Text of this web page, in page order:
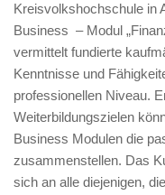
Kreisvolkshochschule in
Business – Modul
vermittelt fundierte
Kenntnisse und
professionellen Niveau.
Weiterbildungszielen
Business Modulen die
zusammenstellen. Das
sich an alle diejenigen,